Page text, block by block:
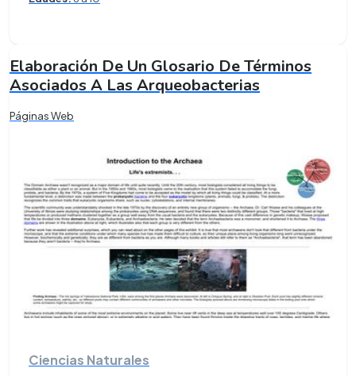
Elaboración De Un Glosario De Términos
Asociados A Las Arqueobacterias
Páginas Web
Ciencias Naturales